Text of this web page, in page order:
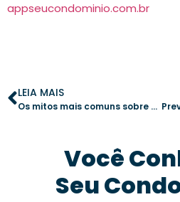
appseucondominio.com.br
LEIA MAIS
Os mitos mais comuns sobre a administração de áreas comuns
Você
Seu